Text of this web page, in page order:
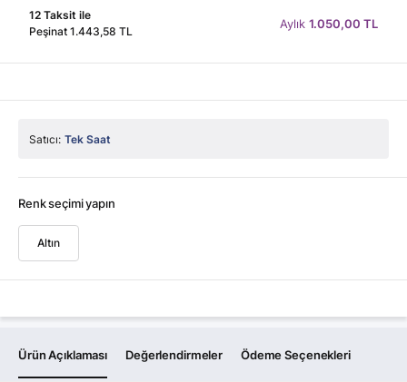
12 Taksit ile
Peşinat 1.443,58 TL
Aylık 1.050,00 TL
Satıcı: Tek Saat
Renk seçimi yapın
Altın
Ürün Açıklaması Değerlendirmeler Ödeme Seçenekleri